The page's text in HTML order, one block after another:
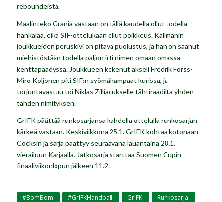
reboundeista.
Maalinteko Grania vastaan on tällä kaudella ollut todella
hankalaa, eikä SIF-ottelukaan ollut poikkeus. Källmanin
joukkueiden peruskivi on pitävä puolustus, ja hän on saanut
miehistöstään todella paljon irti nimen omaan omassa
kenttäpäädyssä. Joukkueen kokenut akseli Fredrik Forss-
Miro Koljonen piti SIF:n syömähampaat kurissa, ja
torjuntavastuu toi Niklas Zilliacukselle tähtiraadilta yhden
tähden nimityksen.
GrIFK päättää runkosarjansa kahdella ottelulla runkosarjan
kärkeä vastaan. Keskiviikkona 25.1. GrIFK kohtaa kotonaan
Cocksin ja sarja päättyy seuraavana lauantaina 28.1.
vierailuun Karjaalla. Jatkosarja starttaa Suomen Cupin
finaaliviikonlopun jälkeen 11.2.
#BomBom #GrIFKHandball GrIFK Runkosarja